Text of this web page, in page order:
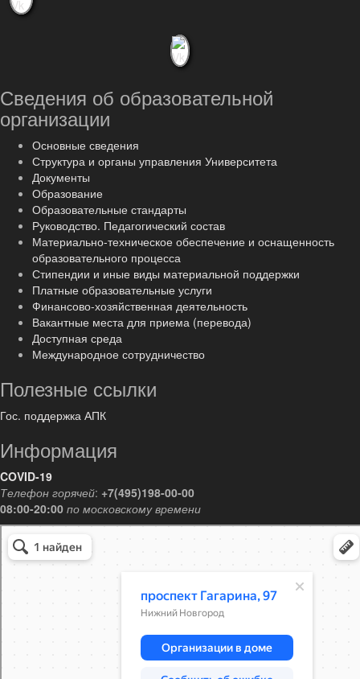
Сведения об образовательной
организации
Основные сведения
Структура и органы управления Университета
Документы
Образование
Образовательные стандарты
Руководство. Педагогический состав
Материально-техническое обеспечение и оснащенность
образовательного процесса
Стипендии и иные виды материальной поддержки
Платные образовательные услуги
Финансово-хозяйственная деятельность
Вакантные места для приема (перевода)
Доступная среда
Международное сотрудничество
Полезные ссылки
Гос. поддержка АПК
Информация
COVID-19
Телефон горячей: +7(495)198-00-00
08:00-20:00 по московскому времени